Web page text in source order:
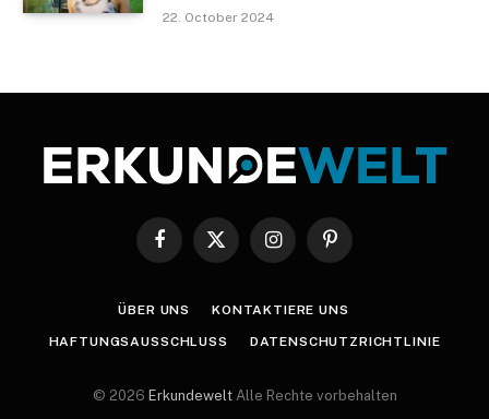
22. October 2024
Facebook
X
InstagramPinterest
ÜBER UNS KONTAKTIERE UNS
HAFTUNGSAUSSCHLUSS DATENSCHUTZRICHTLINIE
© 2026 Erkundewelt Alle Rechte vorbehalten